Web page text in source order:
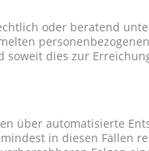
oder beratend
dies zur
über automatisierte
in diesen Fällen